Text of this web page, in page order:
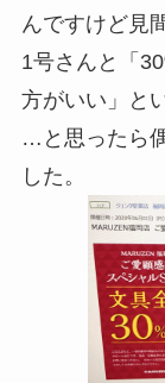
んですけど見
1号さんと「
方がいい」と
…と思ったら
した。